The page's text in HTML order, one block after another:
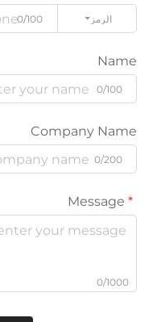
0/100